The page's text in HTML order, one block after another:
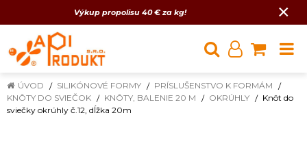
Výkup propolisu 40 € za kg! ×
ÚVOD SILIKÓNOVÉ FORMY
PRÍSLUŠENSTVO K FORMÁM
KNÔTY DO SVIEČOK
KNÔTY, BALENIE 20 M OKRÚHLY
Knôt do
sviečky okrúhly č.12, dĺžka 20m